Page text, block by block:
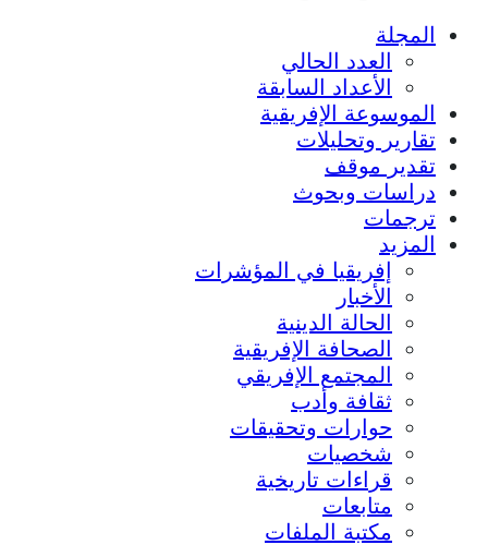
المجلة
العدد الحالي
الأعداد السابقة
الموسوعة الإفريقية
تقارير وتحليلات
تقدير موقف
دراسات وبحوث
ترجمات
المزيد
إفريقيا في المؤشرات
الأخبار
الحالة الدينية
الصحافة الإفريقية
المجتمع الإفريقي
ثقافة وأدب
حوارات وتحقيقات
شخصيات
قراءات تاريخية
متابعات
مكتبة الملفات